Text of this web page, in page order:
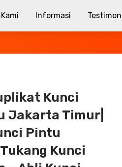
Informasi
Kunci
Jakarta Timur|
Pintu
Kunci